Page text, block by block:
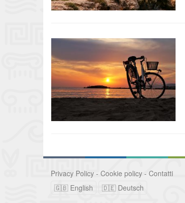
Privacy Policy - Cookie policy - Contatti
🇬🇧 English
🇩🇪 Deutsch